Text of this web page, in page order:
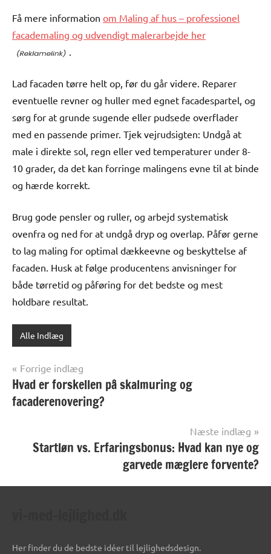
Få mere information om Maling af hus – professionel
facademaling og udvendigt malerarbejde her
.
Lad facaden tørre helt op, før du går videre. Reparer
eventuelle revner og huller med egnet facadespartel, og
sørg for at grunde sugende eller pudsede overflader
med en passende primer. Tjek vejrudsigten: Undgå at
male i direkte sol, regn eller ved temperaturer under 8-
10 grader, da det kan forringe malingens evne til at binde
og hærde korrekt.
Brug gode pensler og ruller, og arbejd systematisk
ovenfra og ned for at undgå dryp og overlap. Påfør gerne
to lag maling for optimal dækkeevne og beskyttelse af
facaden. Husk at følge producentens anvisninger for
både tørretid og påføring for det bedste og mest
holdbare resultat.
Alle Indlæg
Indlægsnavigation
Forrige indlæg
Hvad er forskellen på skalmuring og
facaderenovering?
Næste indlæg
Startløn vs. Erfaringsbonus: Hvad kan nye og
garvede mæglere forvente?
Her finder du de bedste idéer til lejlighedsdesign.